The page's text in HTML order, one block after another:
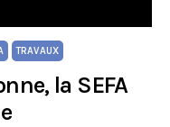
TRAVAUX
la SEFA